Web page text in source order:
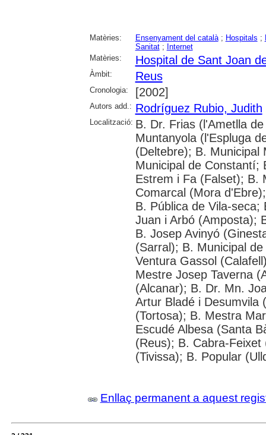
Matèries: Ensenyament del català; Hospitals ;
Sanitat; Internet
Matèries:
Hospital de Sant Joan
Àmbit: Reus
Cronologia: [2002]
Autors add.: Rodríguez Rubio, Judith
Localització: B. Dr. Frias (l'Ametlla
Muntanyola (l'Espluga
(Deltebre); B. Municipal
Municipal de Constantí;
Estrem i Fa (Falset); B.
Comarcal (Mora
B. Pública de Vila-
Juan i Arbó (Amposta);
B. Josep Avinyó
(Sarral); B. Municipal
Ventura Gassol
Mestre Josep Taverna
(Alcanar); B. Dr. Mn.
Artur Bladé i Desumvila
(Tortosa); B. Mestra
Escudé Albesa (Santa
(Reus); B. Cabra-
(Tivissa); B. Popular
Enllaç permanent a aquest